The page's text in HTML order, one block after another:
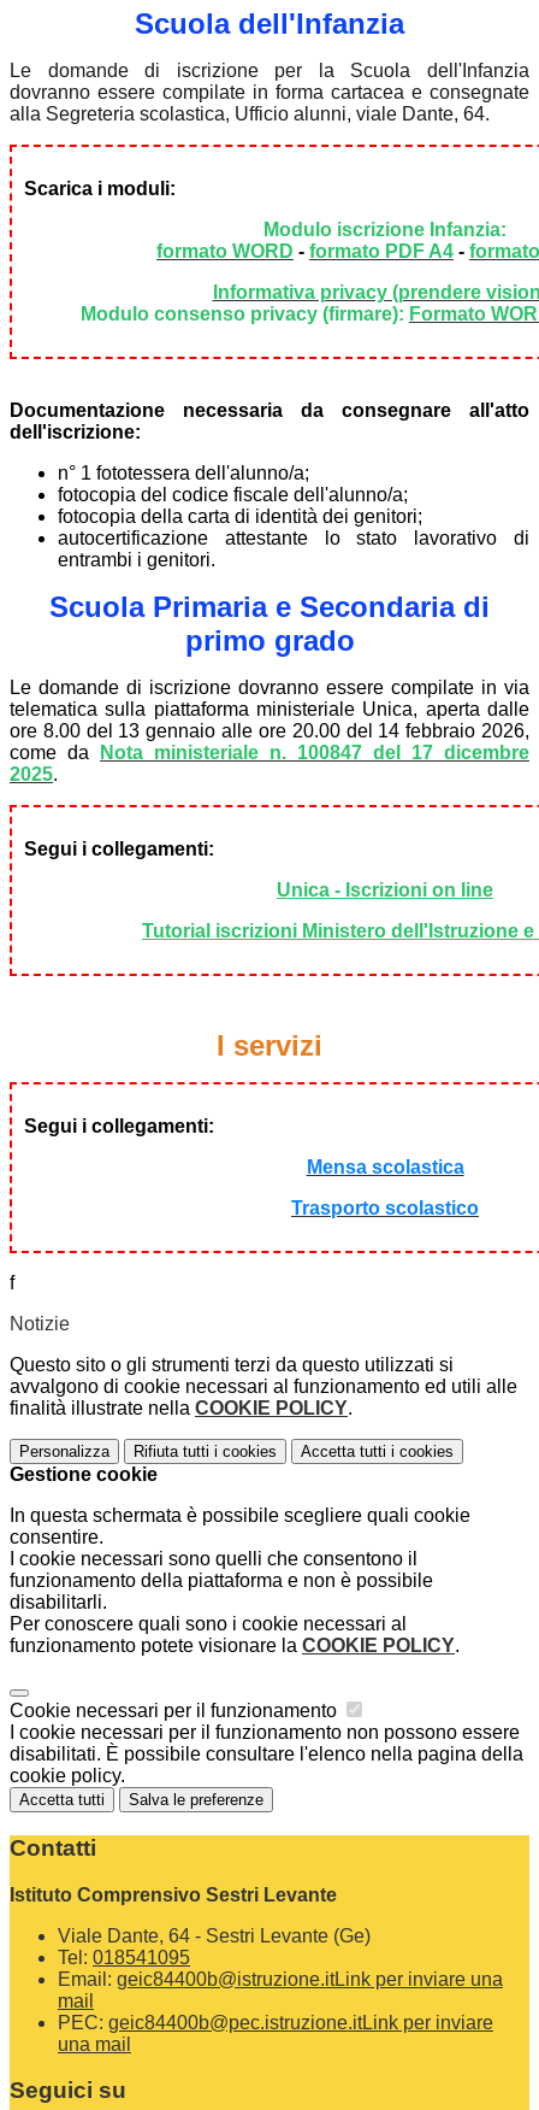
Scuola dell'Infanzia
Le domande di iscrizione per la Scuola dell'Infanzia
dovranno essere compilate in forma cartacea e consegnate
alla Segreteria scolastica, Ufficio alunni, viale Dante, 64.
Scarica i moduli:
Modulo iscrizione Infanzia:
formato WORD - formato PDF A4 -
Informativa privacy (prendere
Modulo consenso privacy (firmare): Formato
Documentazione necessaria da consegnare all'atto
dell'iscrizione:
n° 1 fototessera dell'alunno/a;
fotocopia del codice fiscale dell'alunno/a;
fotocopia della carta di identità dei genitori;
autocertificazione attestante lo stato lavorativo di
entrambi i genitori.
Scuola Primaria e Secondaria di
primo grado
Le domande di iscrizione dovranno essere compilate in via
telematica sulla piattaforma ministeriale Unica, aperta dalle
ore 8.00 del 13 gennaio alle ore 20.00 del 14 febbraio 2026,
come da
Nota ministeriale n. 100847 del 17 dicembre
2025.
Segui i collegamenti:
Unica - Iscrizioni on line
Tutorial iscrizioni Ministero dell'Istruzione e
I servizi
Segui i collegamenti:
Mensa scolastica
Trasporto scolastico
f
Notizie
Questo sito o gli strumenti terzi da questo utilizzati si
avvalgono di cookie necessari al funzionamento ed utili alle
finalità illustrate nella COOKIE POLICY.
Personalizza Rifiuta tutti i cookies Accetta tutti i cookies
Gestione cookie
In questa schermata è possibile scegliere quali cookie
consentire.
I cookie necessari sono quelli che consentono il
funzionamento della piattaforma e non è possibile
disabilitarli.
Per conoscere quali sono i cookie necessari al
funzionamento potete visionare la COOKIE POLICY.
Cookie necessari per il funzionamento
I cookie necessari per il funzionamento non possono essere
disabilitati. È possibile consultare l'elenco nella pagina della
cookie policy.
Accetta tutti Salva le preferenze
Contatti
Istituto Comprensivo Sestri Levante
Viale Dante, 64 - Sestri Levante (Ge)
Tel: 018541095
Email: geic84400b@istruzione.itLink per inviare una
mail
PEC: geic84400b@pec.istruzione.itLink per inviare
una mail
Seguici su